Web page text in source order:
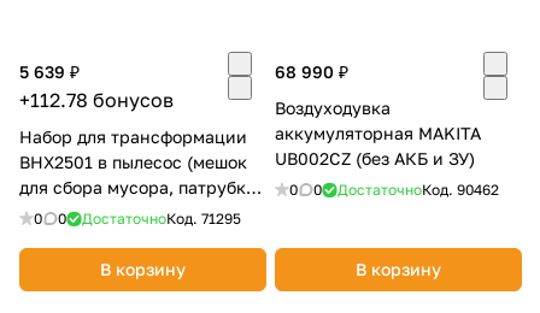
5 639 ₽
+112.78 бонусов
Набор для трансформации
BHX2501 в пылесос (мешок
для сбора мусора, патрубки)
MAKITA 197235-3
0 0 ДостаточноКод. 71295
В корзину
68 990 ₽
Воздуходувка
аккумуляторная MAKITA
UB002CZ (без АКБ и ЗУ)
0 0 ДостаточноКод. 90462
В корзину